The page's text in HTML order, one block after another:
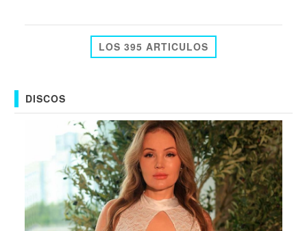
LOS 395 ARTICULOS
DISCOS